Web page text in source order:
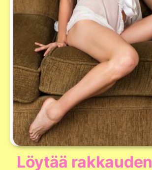
Löytää rakkauden